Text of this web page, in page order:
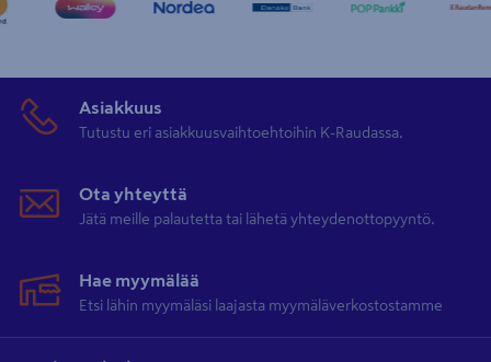
Asiakkuus
Tutustu eri asiakkuusvaihtoehtoihin K-Raudassa.
Ota yhteyttä
Jätä meille palautetta tai lähetä yhteydenottopyyntö.
Hae myymälää
Etsi lähin myymäläsi laajasta myymäläverkostostamme